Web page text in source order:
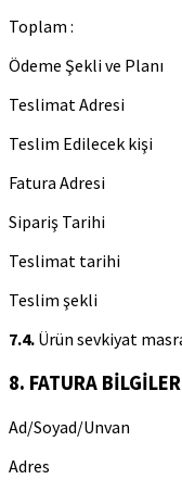
Toplam :
Ödeme Şekli ve Planı
Teslimat Adresi
Teslim Edilecek kişi
Fatura Adresi
Sipariş Tarihi
Teslimat tarihi
Teslim şekli
7.4. Ürün sevkiyat
8. FATURA
Ad/Soyad/Unvan
Adres